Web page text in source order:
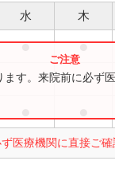
水 木
● ●
医療機関に直接ご確
す。来院前に必ず